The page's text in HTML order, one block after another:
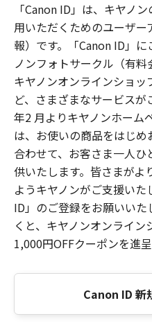
「Canon ID」は、キヤノ
用いただくためのユーザ
報）です。「Canon ID」
ノンフォトサークル（有料
キヤノンオンラインショ
ど、さまざまなサービス
年2 月よりキヤノンホーム
は、お使いの商品をはじ
合わせて、お客さま一人
供いたします。皆さまがよ
ようキヤノンがご支援い
ID」のご登録をお願いい
くと、キヤノンオンライ
1,000円OFFクーポンを進呈
Canon ID 新